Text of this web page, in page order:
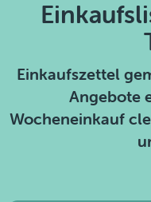
Einkaufszettel
Angebote
Wocheneinkauf